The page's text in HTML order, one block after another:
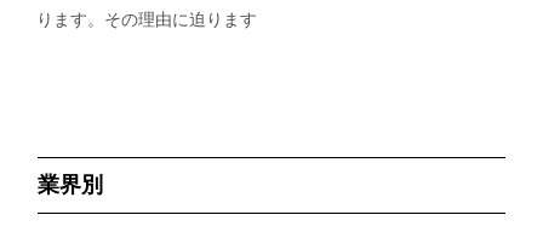
ります。その理由に迫ります
業界別